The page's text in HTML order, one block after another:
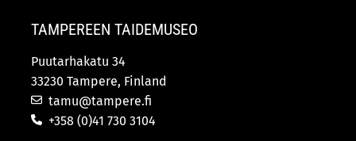
TAMPEREEN TAIDEMUSEO
Puutarhakatu 34
33230 Tampere, Finland
tamu@tampere.fi
+358 (0)41 730 3104